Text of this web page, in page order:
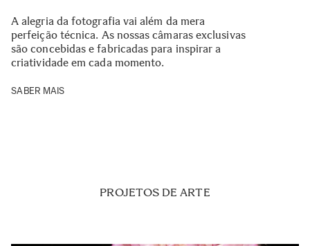
A alegria da fotografia vai além da mera
perfeição técnica. As nossas câmaras exclusivas
são concebidas e fabricadas para inspirar a
criatividade em cada momento.
SABER MAIS
PROJETOS DE ARTE